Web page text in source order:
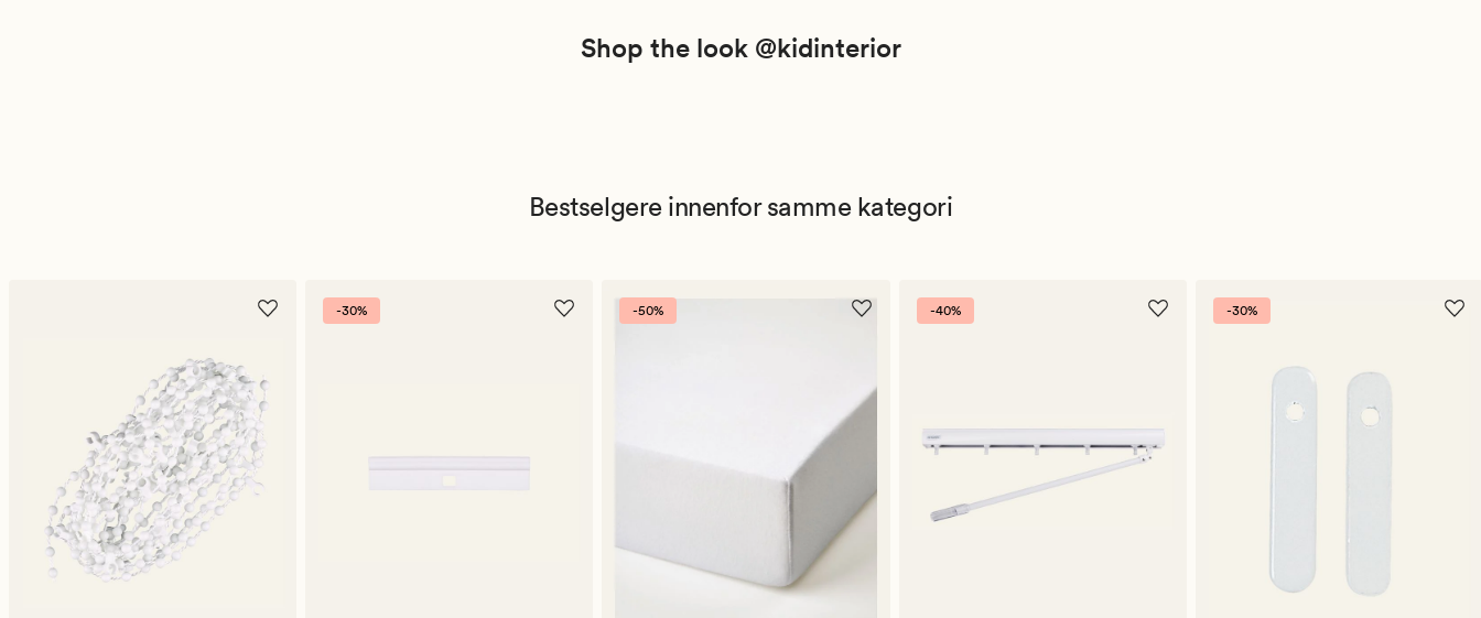
Shop the look @kidinterior
Bestselgere innenfor samme kategori
-30% -50% -40% -30%